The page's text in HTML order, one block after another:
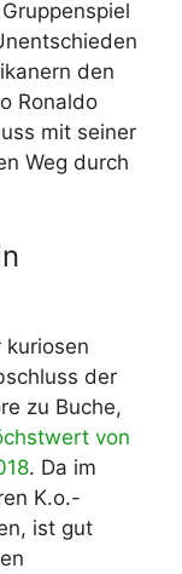
den
Ronaldo
mit seiner
Weg durch
der
zu Buche,
von
. Da im
K.o.-
ist gut